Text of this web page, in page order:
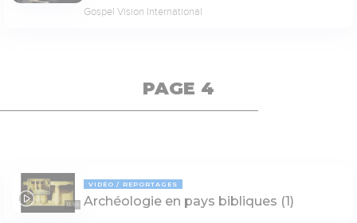
Gospel Vision International
PAGE 4
13:59
VIDÉO REPORTAGES
Archéologie en pays bibliques (1)